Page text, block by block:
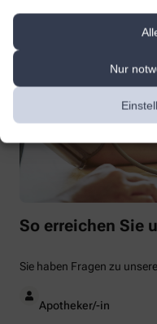
Nur
So erreichen Sie
Sie haben Fragen zu
Apotheker/-in